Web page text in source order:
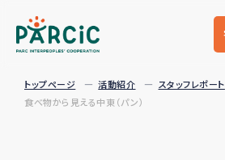
トップページ 活動紹介
スタッフレポート
食べ物から見える中東（パン）